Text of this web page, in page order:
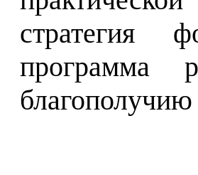
стратегия
программа
благополучию